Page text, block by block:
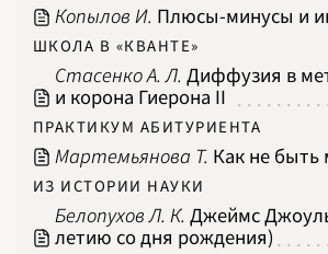
2024
2025
ПОДРОБНО
Копылов И. Плюсы-минусы и
ШКОЛА В «КВАНТЕ»
Стасенко А. Л. Диффузия в
и корона Гиерона II
ПРАКТИКУМ АБИТУРИЕНТА
Мартемьянова Т. Как не быть
ИЗ ИСТОРИИ НАУКИ
Белопухов Л. К. Джеймс
летию со дня рождения)